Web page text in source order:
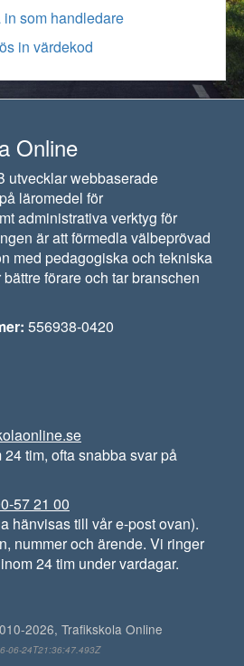
in som handledare
in värdekod
Online
utvecklar webbaserade
läromedel för
administrativa verktyg för
är att förmedla välbeprövad
med pedagogiska och tekniska
förare och tar branschen
556938-0420
tim, ofta snabba svar på
57 21 00
hänvisas till vår e-post ovan).
nummer och ärende. Vi ringer
24 tim under vardagar.
2026, Trafikskola Online
06-24T21:36:47.493Z